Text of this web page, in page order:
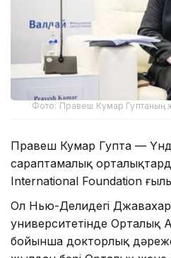
Фото: Правеш Кумар Гуптаның
Правеш Кумар Гупта —
сараптамалық
International Foundation
Ол Нью-Делидегі
университетінде Орталық
бойынша докторлық